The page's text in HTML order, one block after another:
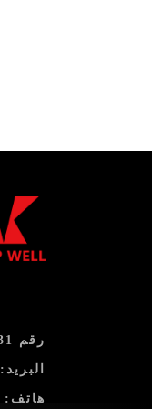
رقم 31، شارع داشينغ السابع عشر، منطقة تايبينغ، مدينة تايتشونغ 411، تايوان
البريد:
هاتف: